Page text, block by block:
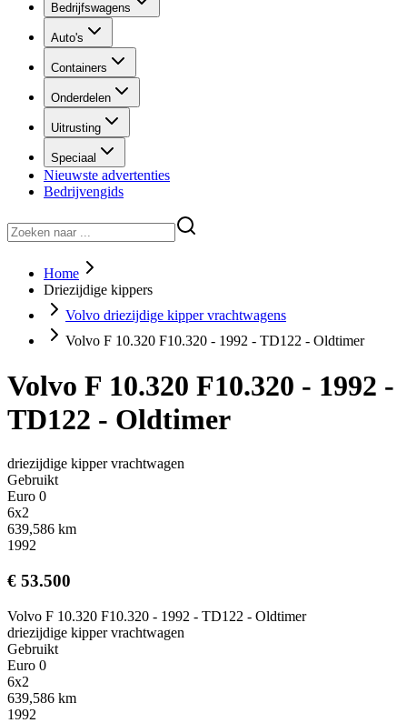
Bedrijfswagens
Auto's
Containers
Onderdelen
Uitrusting
Speciaal
Nieuwste advertenties
Bedrijvengids
Home
Driezijdige kippers
Volvo driezijdige kipper vrachtwagens
Volvo F 10.320 F10.320 - 1992 - TD122 - Oldtimer
Volvo F 10.320 F10.320 - 1992 -
TD122 - Oldtimer
driezijdige kipper vrachtwagen
Gebruikt
Euro 0
6x2
639,586 km
1992
€ 53.500
Volvo F 10.320 F10.320 - 1992 - TD122 - Oldtimer
driezijdige kipper vrachtwagen
Gebruikt
Euro 0
6x2
639,586 km
1992